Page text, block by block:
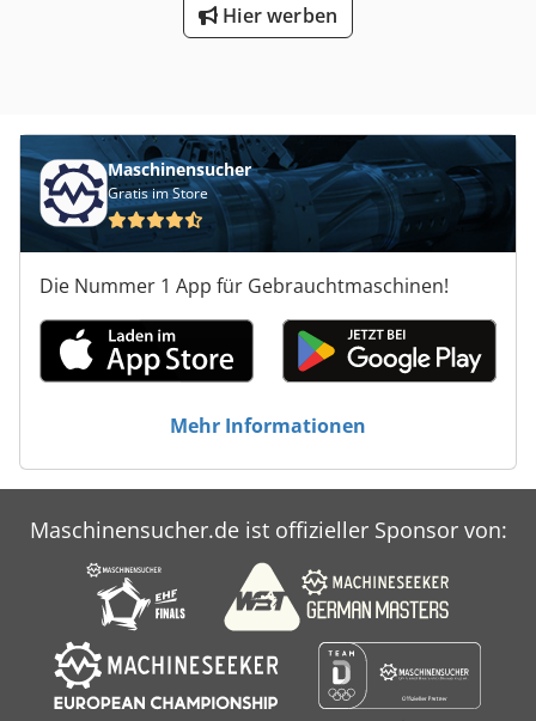
Hier werben
Maschinensucher
Gratis im Store
Die Nummer 1 App für Gebrauchtmaschinen!
Mehr Informationen
Maschinensucher.de ist offizieller Sponsor von: